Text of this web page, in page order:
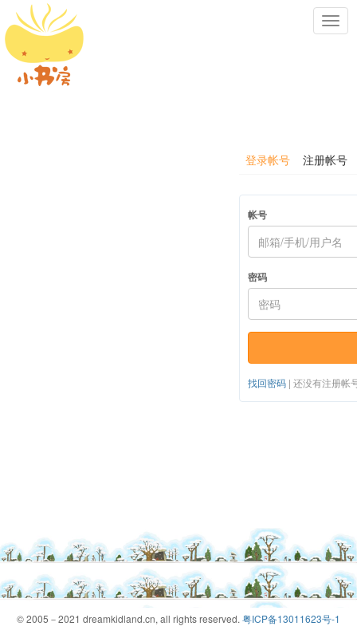
登录帐号 注册帐号
帐号
密码
找回密码 | 还没有注册帐
© 2005－2021 dreamkidland.cn, all rights reserved. 粤ICP备13011623号-1